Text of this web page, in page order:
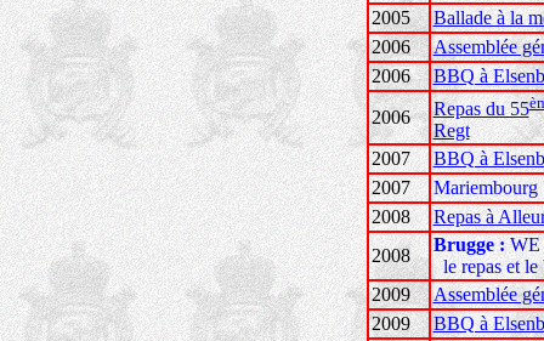
2005
Ballade à la
2006
Assemblée
2006
BBQ à
2006
Repas du 55
Regt
2007
BBQ à
2007
2008
Repas à
2008
Brugge :WE
le repas etle
2009
Assemblée
2009
BBQ à